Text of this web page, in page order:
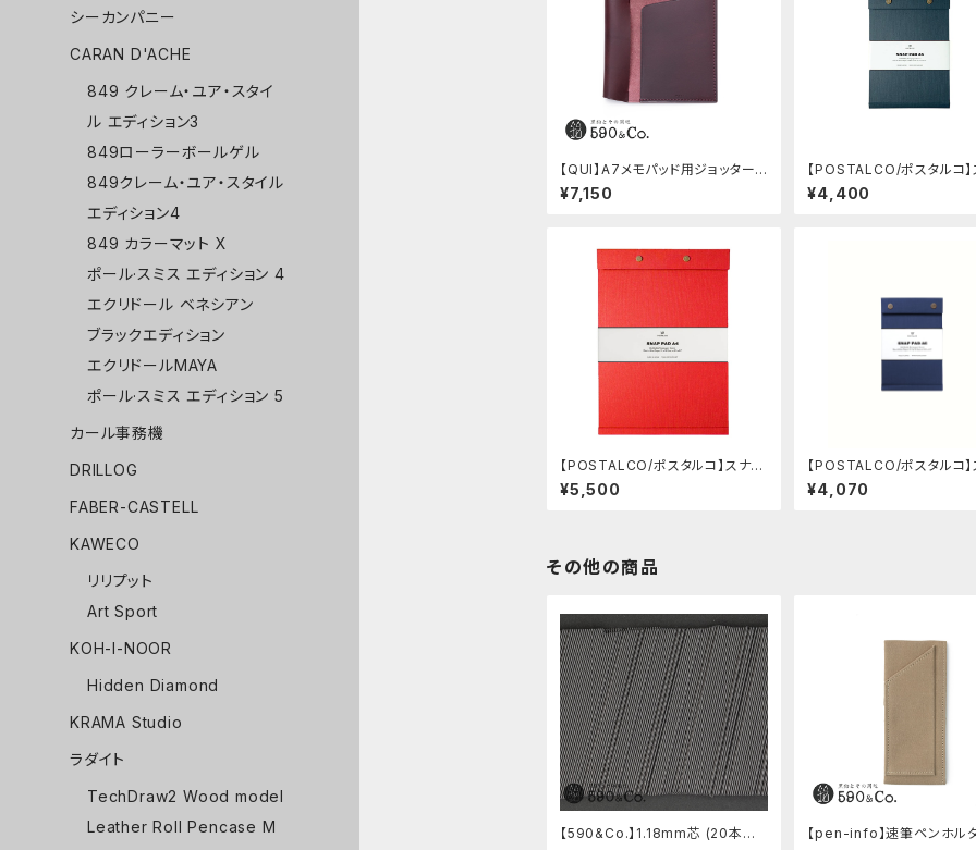
【QUI】A7メモパッド用ジョッター・
ブッテーロ (ワイン)
¥7,150
【POSTALCO/ポスタルコ】
プパッド SQ A5 (Dark
¥4,400
【POSTALCO/ポスタルコ】スナッ
プパッド SQ A4 (Signal Red)
¥5,500
【POSTALCO/ポスタルコ】
プパッド SQ A6 (Royal
¥4,070
その他の商品
【590&Co.】1.18mm芯 (20本入
【pen-info】速筆ペンホル
シーカンパニー
CARAN D'ACHE
849 クレーム・ユア・スタイ
ル エディション3
849ローラーボールゲル
849クレーム・ユア・スタイル
エディション4
849 カラーマット X
ポール·スミス エディション 4
エクリドール ベネシアン
ブラックエディション
エクリドールMAYA
ポール·スミス エディション 5
カール事務機
DRILLOG
FABER-CASTELL
KAWECO
リリプット
Art Sport
KOH-I-NOOR
Hidden Diamond
KRAMA Studio
ラダイト
TechDraw2 Wood model
Leather Roll Pencase M